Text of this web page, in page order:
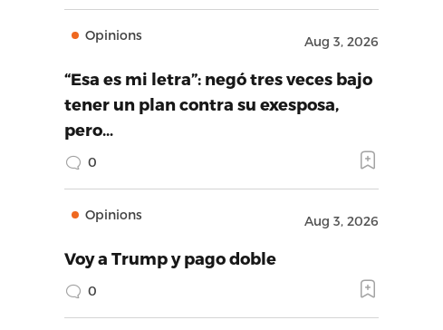
Opinions Aug 3, 2026
“Esa es mi letra”: negó tres veces bajo
tener un plan contra su exesposa,
pero…
0
Opinions Aug 3, 2026
Voy a Trump y pago doble
0